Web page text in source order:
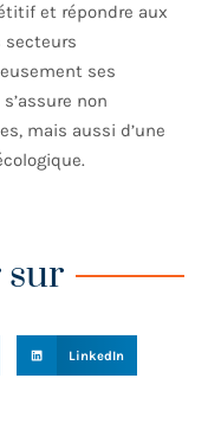
et répondre aux
secteurs
ses
non
mais aussi d’une
sur
LinkedIn